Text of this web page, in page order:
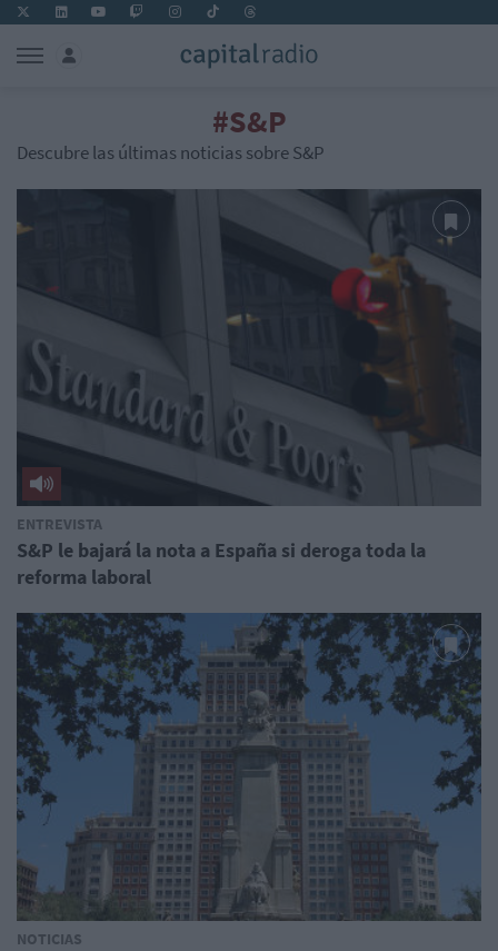
#S&P
Descubre las últimas noticias sobre S&P
ENTREVISTA
S&P le bajará la nota a España si deroga toda la
reforma laboral
NOTICIAS